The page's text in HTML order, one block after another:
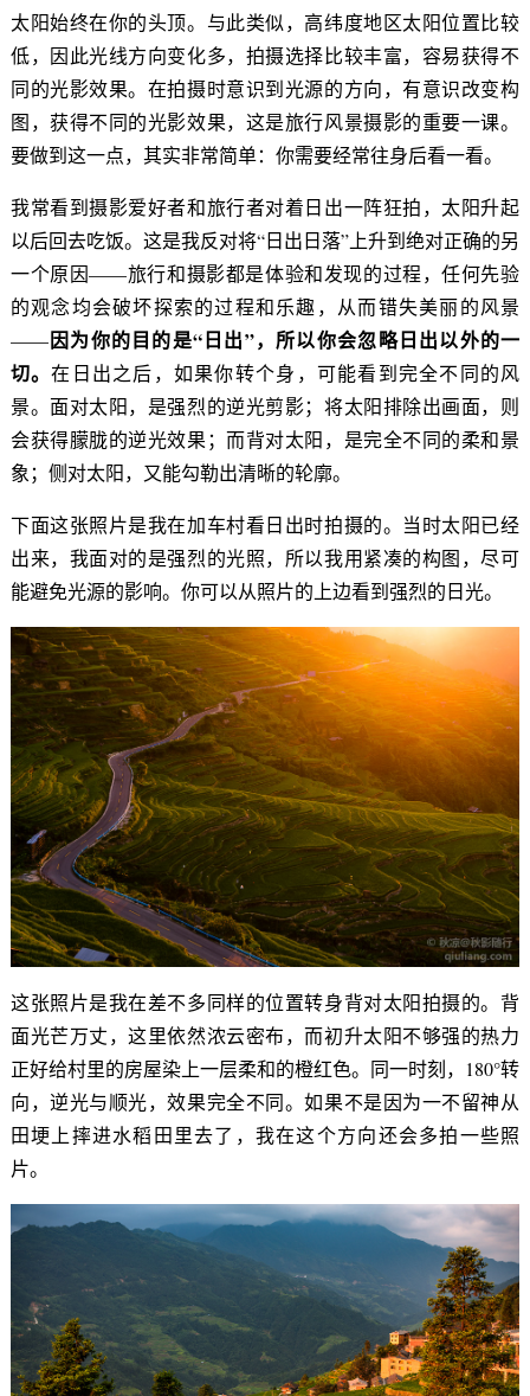
太阳始终在你的头顶。与此类似，高纬度地区太阳位置比较
低，因此光线方向变化多，拍摄选择比较丰富，容易获得不
同的光影效果。在拍摄时意识到光源的方向，有意识改变构
图，获得不同的光影效果，这是旅行风景摄影的重要一课。
要做到这一点，其实非常简单：你需要经常往身后看一看。
我常看到摄影爱好者和旅行者对着日出一阵狂拍，太阳升起
以后回去吃饭。这是我反对将“日出日落”上升到绝对正确的另
一个原因——旅行和摄影都是体验和发现的过程，任何先验
的观念均会破坏探索的过程和乐趣，从而错失美丽的风景
——因为你的目的是“日出”，所以你会忽略日出以外的一
切。在日出之后，如果你转个身，可能看到完全不同的风
景。面对太阳，是强烈的逆光剪影；将太阳排除出画面，则
会获得朦胧的逆光效果；而背对太阳，是完全不同的柔和景
象；侧对太阳，又能勾勒出清晰的轮廓。
下面这张照片是我在加车村看日出时拍摄的。当时太阳已经
出来，我面对的是强烈的光照，所以我用紧凑的构图，尽可
能避免光源的影响。你可以从照片的上边看到强烈的日光。
这张照片是我在差不多同样的位置转身背对太阳拍摄的。背
面光芒万丈，这里依然浓云密布，而初升太阳不够强的热力
正好给村里的房屋染上一层柔和的橙红色。同一时刻，180°转
向，逆光与顺光，效果完全不同。如果不是因为一不留神从
田埂上摔进水稻田里去了，我在这个方向还会多拍一些照
片。